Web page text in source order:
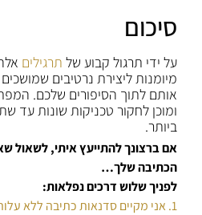
סיכום
על ידי תרגול קבוע של תרגילים
מיומנות ליצירת נרטיבים
אותם לתוך הסיפורים שלכם.
ומוכן לחקור טכניקות שונות עד
ביותר.
אם ברצונך להתייעץ איתי, לשאול
הכתיבה שלך…
לפניך שלוש דרכים נפלאות:
1. אני מקיים סדנאות כתיבה ללא